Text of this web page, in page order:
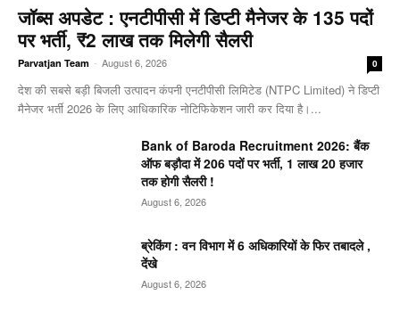
जॉब्स अपडेट : एनटीपीसी में डिप्टी मैनेजर के 135 पदों
पर भर्ती, ₹2 लाख तक मिलेगी सैलरी
Parvatjan Team - August 6, 2026 0
देश की सबसे बड़ी बिजली उत्पादन कंपनी एनटीपीसी लिमिटेड (NTPC Limited) ने डिप्टी
मैनेजर भर्ती 2026 के लिए आधिकारिक नोटिफिकेशन जारी कर दिया है।...
Bank of Baroda Recruitment 2026: बैंक
ऑफ बड़ौदा में 206 पदों पर भर्ती, 1 लाख 20 हजार
तक होगी सैलरी !
August 6, 2026
ब्रेकिंग : वन विभाग में 6 अधिकारियों के फिर तबादले ,
देंखे
August 6, 2026